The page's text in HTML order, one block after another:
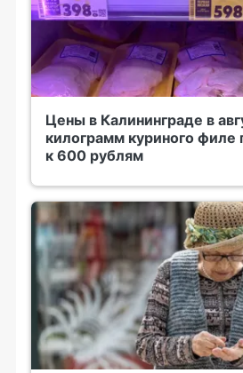
Цены в Калининграде в
килограмм куриного филе
к 600 рублям